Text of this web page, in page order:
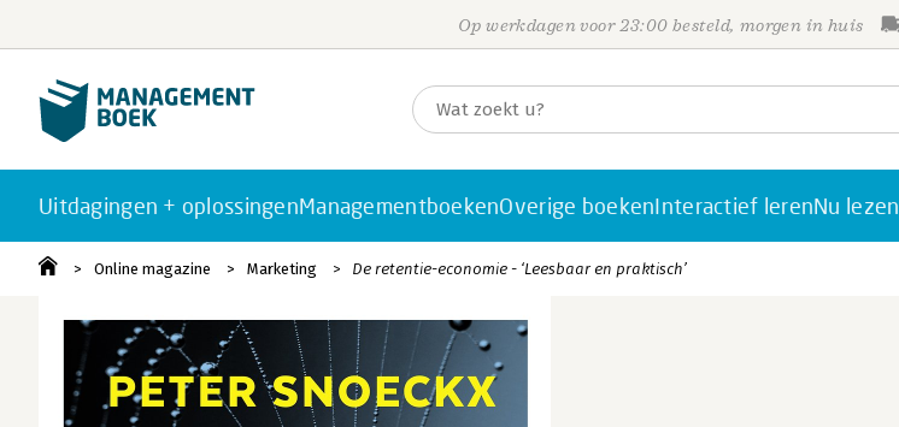
Op werkdagen voor 23:00 besteld, morgen in huis
Uitdagingen + oplossingenManagementboekenOverige boekenInteractief lerenNu lezen
Online magazine Marketing De retentie-economie - ‘Leesbaar en praktisch’